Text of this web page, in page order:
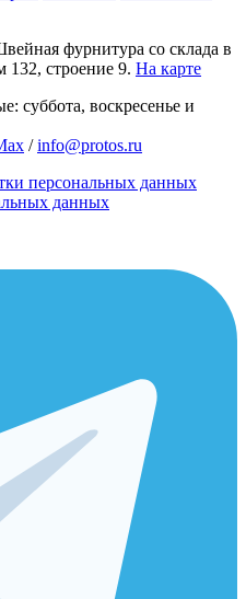
фурнитура со склада в
132, строение 9. На карте
суббота, воскресенье и
/info@protos.ru
персональных данных
данных